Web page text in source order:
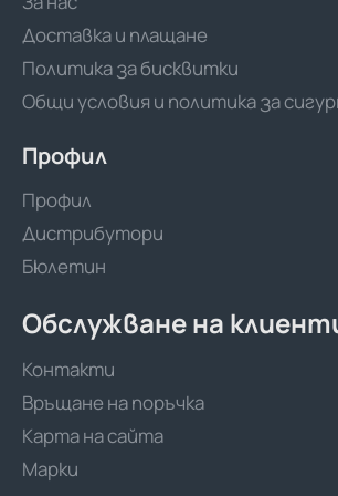
Доставка и плащане
Политика за бисквитки
Общи условия и политика за
Профил
Профил
Дистрибутори
Бюлетин
Обслужване на
Контакти
Връщане на поръчка
Карта на сайта
Марки